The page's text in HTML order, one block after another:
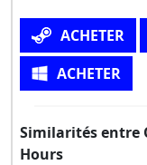
ACHETER
ACHETER
Similarités entre
Hours